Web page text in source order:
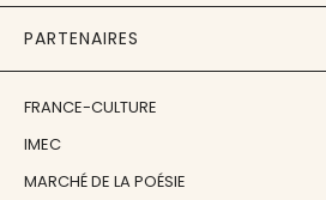
PARTENAIRES
FRANCE-CULTURE
IMEC
MARCHÉ DE LA POÉSIE